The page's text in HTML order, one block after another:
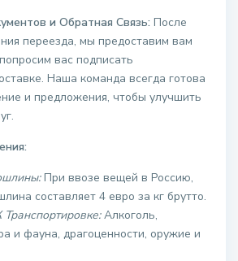
и Обратная Связь: После
переезда, мы предоставим вам
вас подписать
Наша команда всегда готова
и предложения, чтобы улучшить
При ввозе вещей в Россию,
составляет 4 евро за кг брутто.
Алкоголь,
и фауна, драгоценности, оружие и